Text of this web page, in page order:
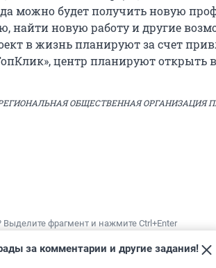
можно будет получить новую
найти новую работу и другие
в жизнь планируют за счет
центр планируют открыть в
ОБЩЕСТВЕННАЯ ОРГАНИЗАЦИЯ
Выделите фрагмент и нажмите Ctrl+Enter
за комментарии и другие задания!